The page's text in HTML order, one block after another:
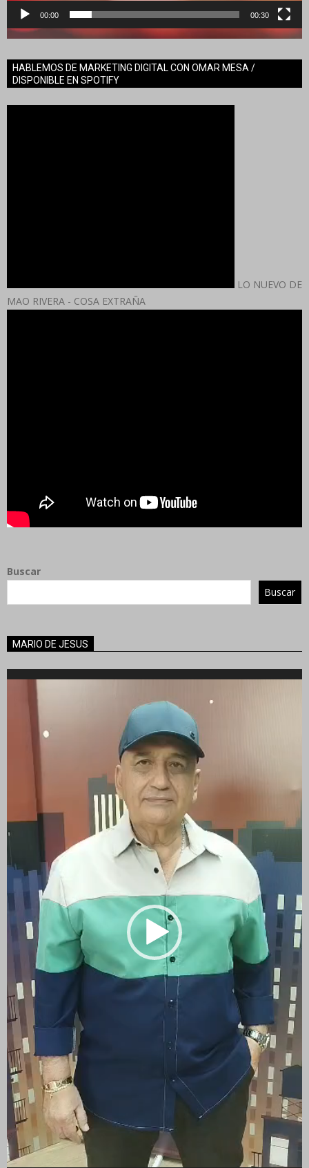
00:00 00:30
HABLEMOS DE MARKETING DIGITAL CON OMAR MESA /
DISPONIBLE EN SPOTIFY
LO NUEVO DE
MAO RIVERA - COSA EXTRAÑA
Buscar
Buscar
MARIO DE JESUS
Reproductor